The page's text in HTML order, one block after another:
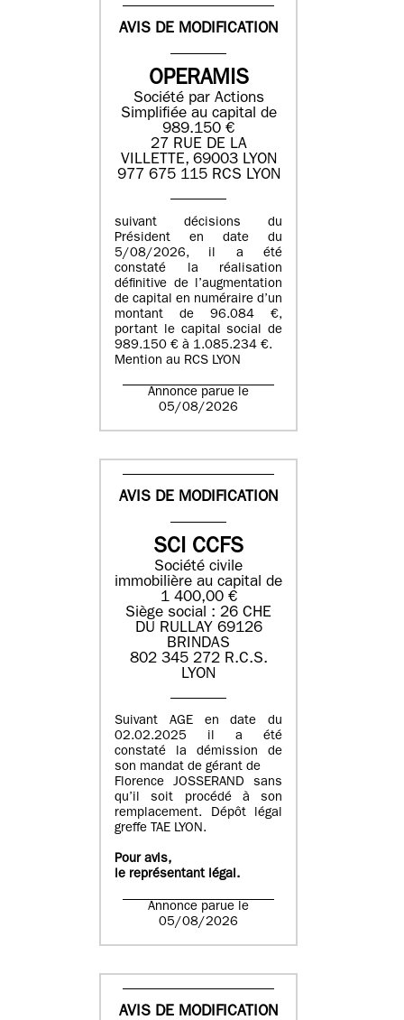
AVIS DE MODIFICATION
OPERAMIS
Société par Actions
Simplifiée au capital de
989.150 €
27 RUE DE LA
VILLETTE, 69003 LYON
977 675 115 RCS LYON
suivant décisions du
Président en date du
5/08/2026, il a été
constaté la réalisation
définitive de l’augmentation
de capital en numéraire d’un
montant de 96.084 €,
portant le capital social de
989.150 € à 1.085.234 €.
Mention au RCS LYON
Annonce parue le
05/08/2026
AVIS DE MODIFICATION
SCI CCFS
Société civile
immobilière au capital de
1 400,00 €
Siège social : 26 CHE
DU RULLAY 69126
BRINDAS
802 345 272 R.C.S.
LYON
Suivant AGE en date du
02.02.2025 il a été
constaté la démission de
son mandat de gérant de
Florence JOSSERAND sans
qu’il soit procédé à son
remplacement. Dépôt légal
greffe TAE LYON.
Pour avis,
le représentant légal.
Annonce parue le
05/08/2026
AVIS DE MODIFICATION